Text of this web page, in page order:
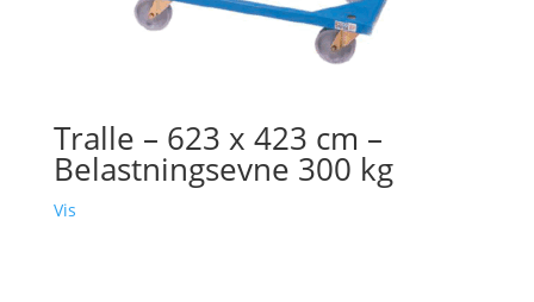
Tralle – 623 x 423 cm –
Belastningsevne 300 kg
Vis